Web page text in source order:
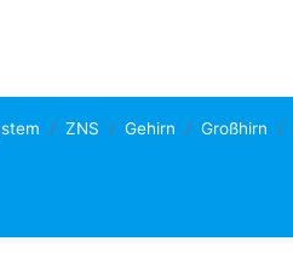
ZNS Gehirn Großhirn